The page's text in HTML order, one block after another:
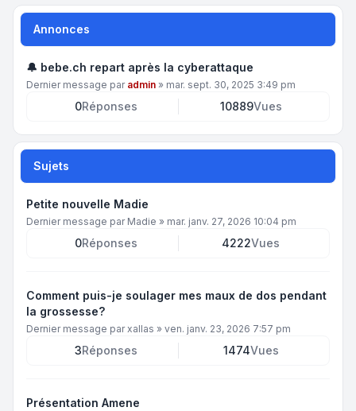
Annonces
🔔 bebe.ch repart après la cyberattaque
Dernier message par admin » mar. sept. 30, 2025 3:49 pm
0Réponses 10889Vues
Sujets
Petite nouvelle Madie
Dernier message par Madie » mar. janv. 27, 2026 10:04 pm
0Réponses 4222Vues
Comment puis-je soulager mes maux de dos pendant
la grossesse?
Dernier message parxallas » ven. janv. 23, 2026 7:57 pm
3Réponses 1474Vues
Présentation Amene